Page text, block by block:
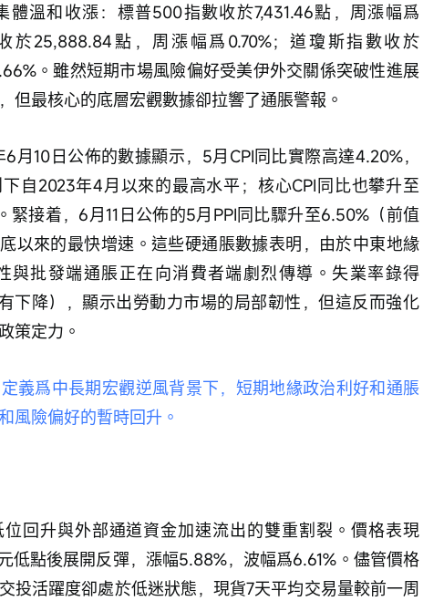
體溫和收漲：標普500指數收於7,431.46點，周漲幅爲
於25,888.84點，周漲幅爲0.70%；道瓊斯指數收於
。雖然短期市場風險偏好受美伊外交關係突破性進展
但最核心的底層宏觀數據卻拉響了通脹警報。
月10日公佈的數據顯示，5月CPI同比實際高達4.20%，
自2023年4月以來的最高水平；核心CPI同比也攀升至
緊接着，6月11日公佈的5月PPI同比驟升至6.50%（前值
以來的最快增速。這些硬通脹數據表明，由於中東地緣
與批發端通脹正在向消費者端劇烈傳導。失業率錄得
下降），顯示出勞動力市場的局部韌性，但這反而強化
策定力。
義爲中長期宏觀逆風背景下，短期地緣政治利好和通脹
風險偏好的暫時回升。
回升與外部通道資金加速流出的雙重割裂。價格表現
低點後展開反彈，漲幅5.88%，波幅爲6.61%。儘管價格
投活躍度卻處於低迷狀態，現貨7天平均交易量較前一周